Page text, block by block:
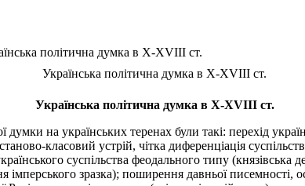
політична думка в X-XVIII ст.
Українська політична думка в X-XVIII ст.
Українська політична думка в X-XVIII ст.
на українських теренах були такі: перехід
класовий устрій, чітка диференціація
суспільства феодального типу (князівська
зразка); поширення давньої писемності,